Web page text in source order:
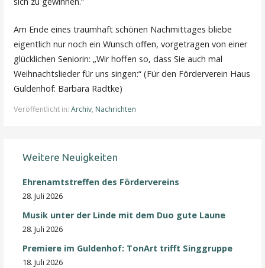
Am Ende eines traumhaft schönen Nachmittages bliebe
eigentlich nur noch ein Wunsch offen, vorgetragen von einer
glücklichen Seniorin: „Wir hoffen so, dass Sie auch mal
Weihnachtslieder für uns singen:“ (Für den Förderverein Haus
Guldenhof: Barbara Radtke)
Veröffentlicht in:Archiv, Nachrichten
Weitere Neuigkeiten
Ehrenamtstreffen des Fördervereins
28. Juli 2026
Musik unter der Linde mit dem Duo gute Laune
28. Juli 2026
Premiere im Guldenhof: TonArt trifft Singgruppe
18. Juli 2026